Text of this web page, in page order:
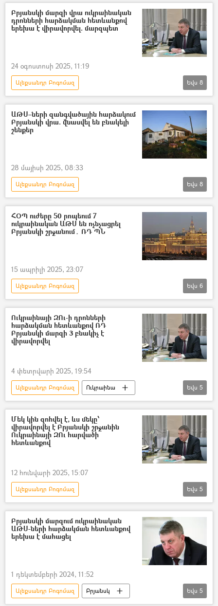
Ռուսաստան
Ուկրաինա
Հատուկ ռազմական գործողություն
Բրյանսկի մարզի վրա ուկրաինական
դրոնների հարձակման հետևանքով
երեխա է վիրավորվել. մարզպետ
24 օգոստոսի 2025, 11:19
Ալեքսանդր Բոգոմազ
Դոնբասի պաշտպանություն. ՌԴ–ի ռազմական հատուկ գործողությունը Ուկրաինայում
Բրյանսկ
երեխա
Տուժածներ
Ուկրաինա
անօդաչու թռչող սարք (ԱԹՍ)
Եվս 8
ԱԹՍ–ների զանգվածային հարձակում
Բրյանսկի վրա. վնասվել են բնակելի
շենքեր
28 մայիսի 2025, 08:33
Ալեքսանդր Բոգոմազ
Դոնբասի պաշտպանություն. ՌԴ–ի ռազմական հատուկ գործողությունը Ուկրաինայում
Բրյանսկ
անօդաչու թռչող սարք (ԱԹՍ)
անօդաչու
Ուկրաինա
Եվս 8
ՀՕՊ ուժերը 50 րոպեում 7
ուկրաինական ԱԹՍ են ոչնչացրել
Բրյանսկի շրջանում․ ՌԴ ՊՆ
15 ապրիլի 2025, 23:07
Ալեքսանդր Բոգոմազ
Դոնբասի պաշտպանություն. ՌԴ–ի ռազմական հատուկ գործողությունը Ուկրաինայում
անօդաչու թռչող սարք (ԱԹՍ)
Ուկրաինա
Ռուսաստան
Պատերազմ
Հակաօդային պաշտպանություն (ՀՕՊ)
Եվս 6
Ուկրաինայի ԶՈւ-ի դրոնների
հարձակման հետևանքով ՌԴ
Բրյանսկի մարզի 3 բնակիչ է
վիրավորվել
4 փետրվարի 2025, 19:54
Ալեքսանդր Բոգոմազ
Ուկրաինա
Բրյանսկ
Ռուսաստան
անօդաչու թռչող սարք (ԱԹՍ)
Տուժածներ
Եվս 5
Մեկ կին զոհվել է, ևս մեկը՝
վիրավորվել է Բրյանսկի շրջանին
Ուկրաինայի ԶՈւ հարվածի
հետևանքով
12 հունվարի 2025, 15:07
Ալեքսանդր Բոգոմազ
Դոնբասի պաշտպանություն. ՌԴ–ի ռազմական հատուկ գործողությունը Ուկրաինայում
Բրյանսկ
Ռուսաստան
Ուկրաինա
Պատերազմ
Եվս 5
Բրյանսկի մարզում ուկրաինական
ԱԹՍ-ների հարձակման հետևանքով
երեխա է մահացել
1 դեկտեմբերի 2024, 11:52
Ալեքսանդր Բոգոմազ
Բրյանսկ
Եվս 5